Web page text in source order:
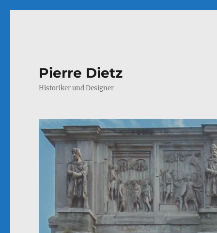
Pierre Dietz
Historiker und Designer